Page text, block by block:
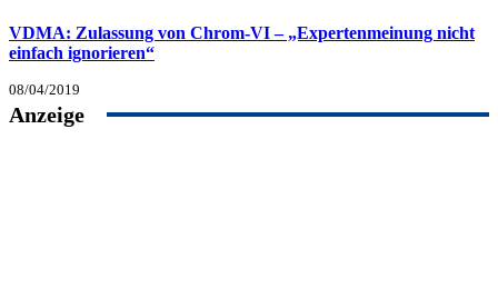
VDMA: Zulassung von Chrom-VI – „Expertenmeinung nicht
einfach ignorieren“
08/04/2019
Anzeige